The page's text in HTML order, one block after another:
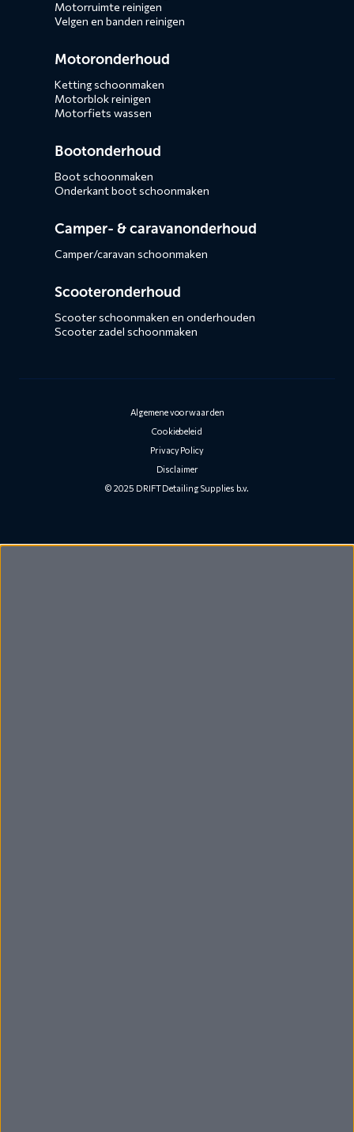
Motorruimte reinigen
Velgen en banden reinigen
Motoronderhoud
Ketting schoonmaken
Motorblok reinigen
Motorfiets wassen
Bootonderhoud
Boot schoonmaken
Onderkant boot schoonmaken
Camper- & caravanonderhoud
Camper/caravan schoonmaken
Scooteronderhoud
Scooter schoonmaken en onderhouden
Scooter zadel schoonmaken
Algemene voorwaarden
Cookiebeleid
Privacy Policy
Disclaimer
© 2025 DRIFT Detailing Supplies b.v.